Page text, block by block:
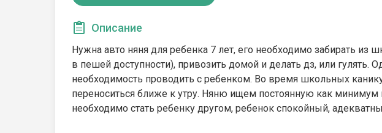
Описание
Нужна авто няня для ребенка 7 лет, его необходимо забирать из
в пешей доступности), привозить домой и делать дз, или гулять.
необходимость проводить с ребенком. Во время школьных
переноситься ближе к утру. Няню ищем постоянную как минимум
необходимо стать ребенку другом, ребенок спокойный,